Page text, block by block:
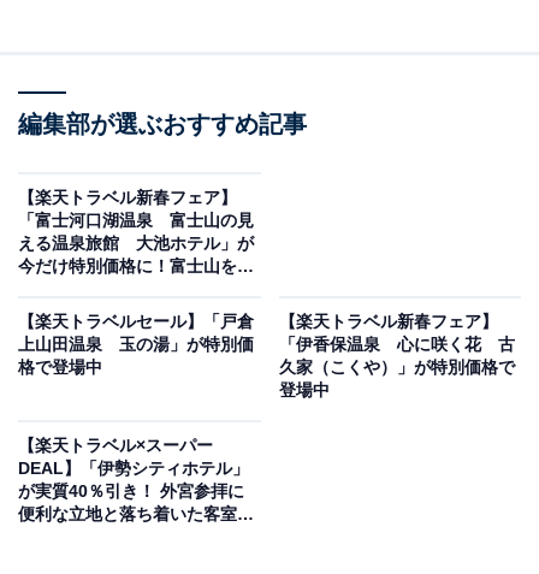
「白浜温泉 紀州半島」は現在特別価格で宿泊可能で
す。
この宿泊施設のおすすめポイントは？
和歌山県・白浜温泉にある「紀州半島」は、50年以上続
編集部が選ぶおすすめ記事
【楽天トラベル新春フェア】
「富士河口湖温泉 富士山の見
える温泉旅館 大池ホテル」が
今だけ特別価格に！富士山を望
れる滞在【1月8日】
【楽天トラベルセール】「戸倉
上山田温泉 玉の湯」が特別価
格で登場中
【楽天トラベル新春フェア】
「伊香保温泉 心に咲く花 古
久家（こくや）」が特別価格で
登場中
【楽天トラベル×スーパー
DEAL】「伊勢シティホテル」
が実質40％引き！ 外宮参拝に
便利な立地と落ち着いた客室で